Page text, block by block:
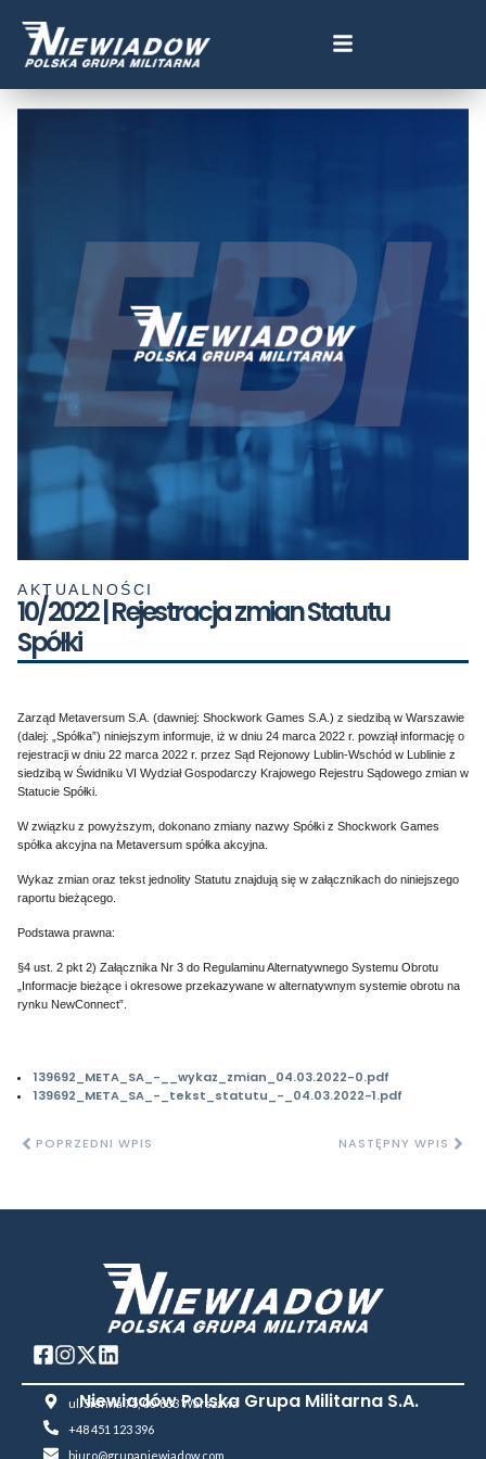
AKTUALNOŚCI
10/2022 | Rejestracja zmian Statutu
Spółki
Zarząd Metaversum S.A. (dawniej: Shockwork Games S.A.) z siedzibą w Warszawie
(dalej: „Spółka”) niniejszym informuje, iż w dniu 24 marca 2022 r. powziął informację o
rejestracji w dniu 22 marca 2022 r. przez Sąd Rejonowy Lublin-Wschód w Lublinie z
siedzibą w Świdniku VI Wydział Gospodarczy Krajowego Rejestru Sądowego zmian w
Statucie Spółki.
W związku z powyższym, dokonano zmiany nazwy Spółki z Shockwork Games
spółka akcyjna na Metaversum spółka akcyjna.
Wykaz zmian oraz tekst jednolity Statutu znajdują się w załącznikach do niniejszego
raportu bieżącego.
Podstawa prawna:
§4 ust. 2 pkt 2) Załącznika Nr 3 do Regulaminu Alternatywnego Systemu Obrotu
„Informacje bieżące i okresowe przekazywane w alternatywnym systemie obrotu na
rynku NewConnect”.
139692_META_SA_-__wykaz_zmian_04.03.2022-0.pdf
139692_META_SA_-_tekst_statutu_-_04.03.2022-1.pdf
POPRZEDNI WPIS NASTĘPNY WPIS
Niewiadów Polska Grupa Militarna S.A.
ul. Sienna 75, 00-833 Warszawa
+48 451 123 396
biuro@grupaniewiadow.com